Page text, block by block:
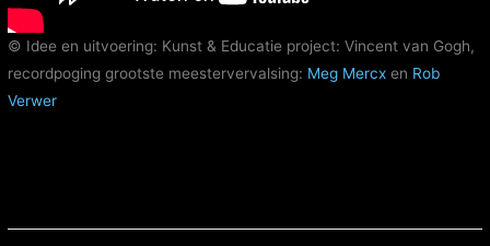
© Idee en uitvoering: Kunst & Educatie project: Vincent van Gogh,
recordpoging grootste meestervervalsing: Meg Mercxen Rob
Verwer